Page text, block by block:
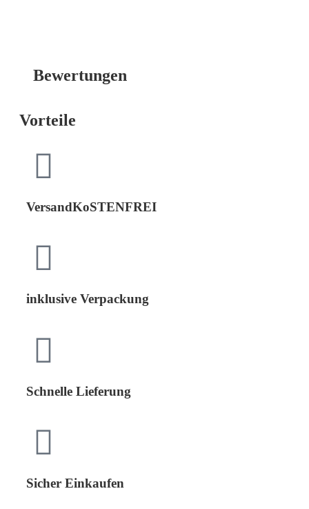
Bewertungen
Vorteile
VersandKoSTENFREI
inklusive Verpackung
Schnelle Lieferung
Sicher Einkaufen